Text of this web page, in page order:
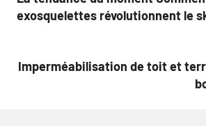
de
exosquelettes révolutionnent le
Imperméabilisation de toit et